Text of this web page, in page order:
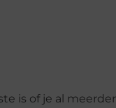
is of je al